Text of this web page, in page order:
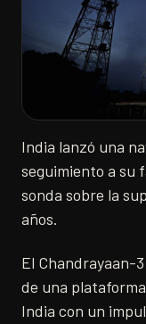
India lanzó una
seguimiento a su
sonda sobre la
años.
El Chandrayaan-
de una
India con un